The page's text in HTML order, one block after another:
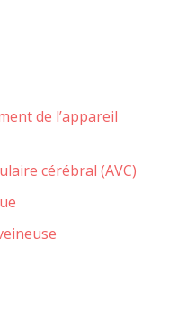
de l’appareil
cérébral (AVC)